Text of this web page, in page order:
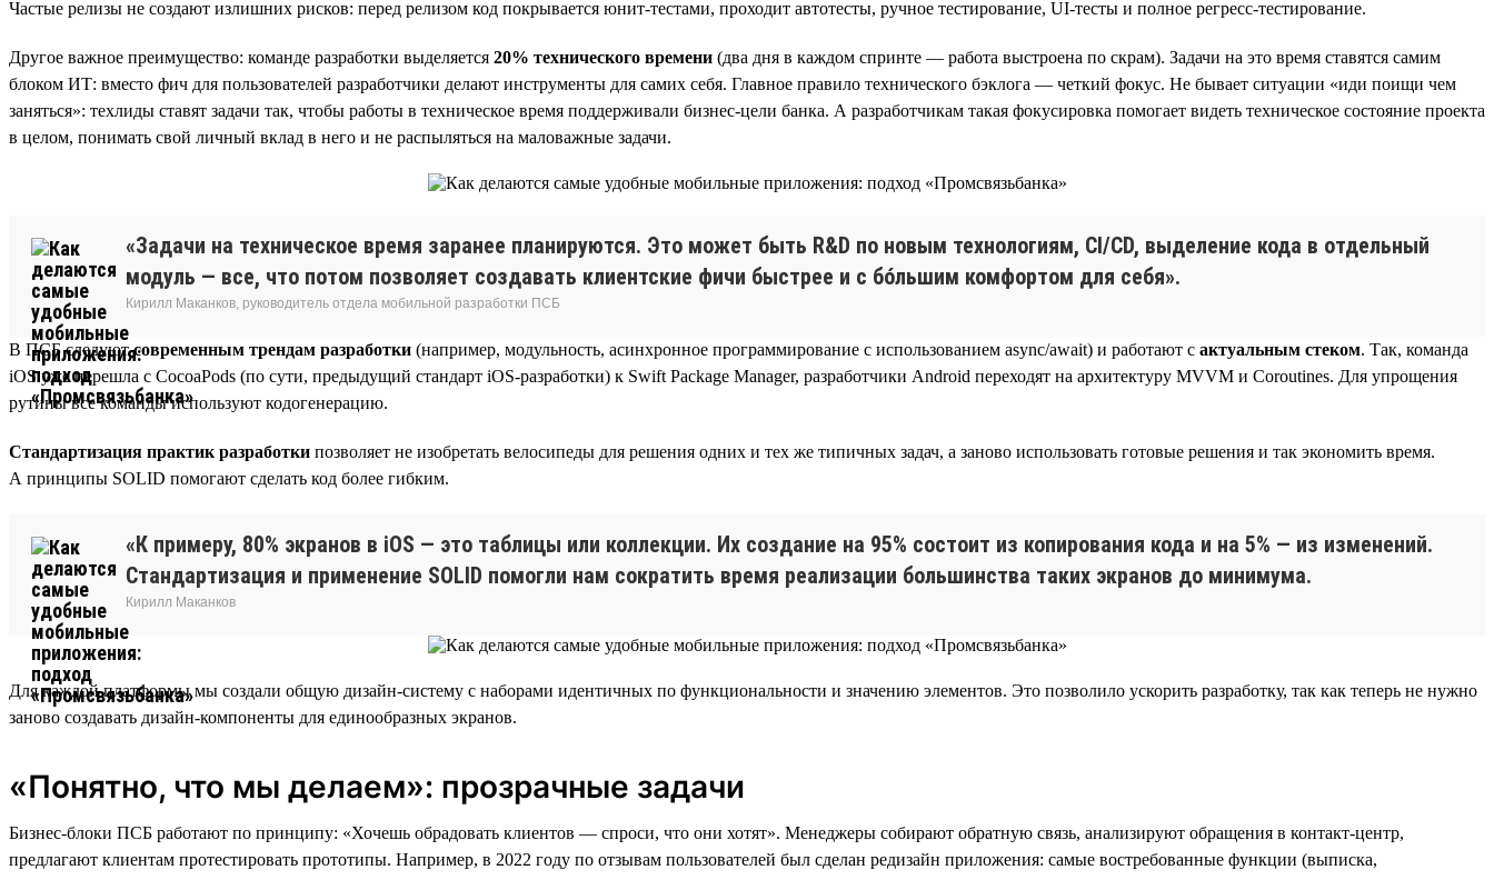
Частые релизы не создают излишних рисков: перед релизом код покрывается юнит-тестами, проходит автотесты, ручное тестирование, UI-тесты и полное регресс-тестирование.
Другое важное преимущество: команде разработки выделяется 20% технического времени (два дня в каждом спринте — работа выстроена по скрам). Задачи на это время ставятся самим
блоком ИТ: вместо фич для пользователей разработчики делают инструменты для самих себя. Главное правило технического бэклога — четкий фокус. Не бывает ситуации «иди поищи чем
заняться»: техлиды ставят задачи так, чтобы работы в техническое время поддерживали бизнес-цели банка. А разработчикам такая фокусировка помогает видеть техническое состояние проекта
в целом, понимать свой личный вклад в него и не распыляться на маловажные задачи.
«Задачи на техническое время заранее планируются. Это может быть R&D по новым технологиям, CI/CD, выделение кода в отдельный
модуль — все, что потом позволяет создавать клиентские фичи быстрее и с бóльшим комфортом для себя».
Кирилл Маканков, руководитель отдела мобильной разработки ПСБ
В ПСБ следуютсовременным трендам разработки (например, модульность, асинхронное программирование с использованием async/await) и работают с актуальным стеком. Так, команда
iOS уже перешла с CocoaPods (по сути, предыдущий стандарт iOS-разработки) к Swift Package Manager, разработчики Android переходят на архитектуру MVVM и Coroutines. Для упрощения
рутины все команды используют кодогенерацию.
Стандартизация практик разработки позволяет не изобретать велосипеды для решения одних и тех же типичных задач, а заново использовать готовые решения и так экономить время.
А принципы SOLID помогают сделать код более гибким.
«К примеру, 80% экранов в iOS — это таблицы или коллекции. Их создание на 95% состоит из копирования кода и на 5% — из изменений.
Стандартизация и применение SOLID помогли нам сократить время реализации большинства таких экранов до минимума.
Кирилл Маканков
Для каждой платформы мы создали общую дизайн-систему с наборами идентичных по функциональности и значению элементов. Это позволило ускорить разработку, так как теперь не нужно
заново создавать дизайн-компоненты для единообразных экранов.
«Понятно, что мы делаем»: прозрачные задачи
Бизнес-блоки ПСБ работают по принципу: «Хочешь обрадовать клиентов — спроси, что они хотят». Менеджеры собирают обратную связь, анализируют обращения в контакт-центр,
предлагают клиентам протестировать прототипы. Например, в 2022 году по отзывам пользователей был сделан редизайн приложения: самые востребованные функции (выписка,